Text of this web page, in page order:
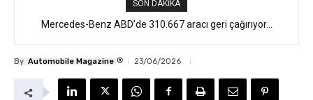
SON DAKIKA
Mercedes-Benz ABD’de 310.667 aracı geri çağırıyor…
By Automobile Magazine ® 23/06/2026